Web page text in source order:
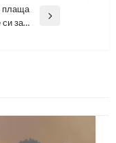
плаща
си за…